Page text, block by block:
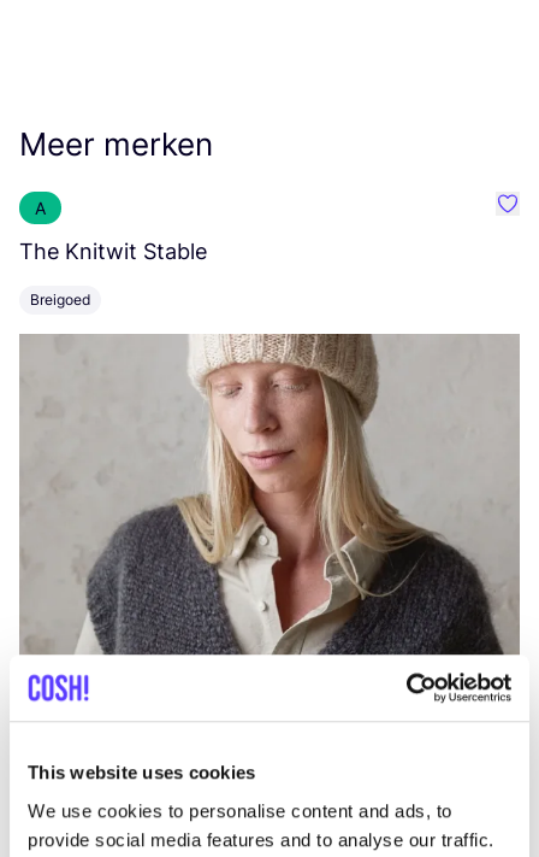
This website uses cookies
We use cookies to personalise content and ads, to
provide social media features and to analyse our traffic.
Meer merken
A
The Knitwit Stable
Breigoed